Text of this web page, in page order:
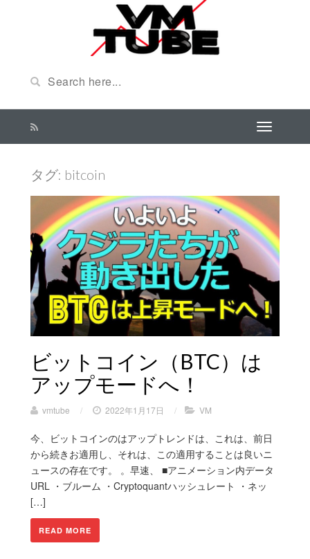
タグ: bitcoin
ビットコイン（BTC）は
アップモードへ！
vmtube / 2022年1月17日 / VM
今、ビットコインのはアップトレンドは、これは、前日
から続きお適用し、それは、この適用することは良いニ
ュースの存在です。 。早速、 ■アニメーション内データ
URL ・ブルーム ・Cryptoquantハッシュレート ・ネッ
[…]
READ MORE